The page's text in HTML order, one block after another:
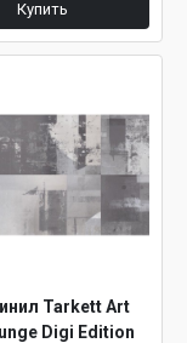
Купить
Tarkett Art
Digi Edition